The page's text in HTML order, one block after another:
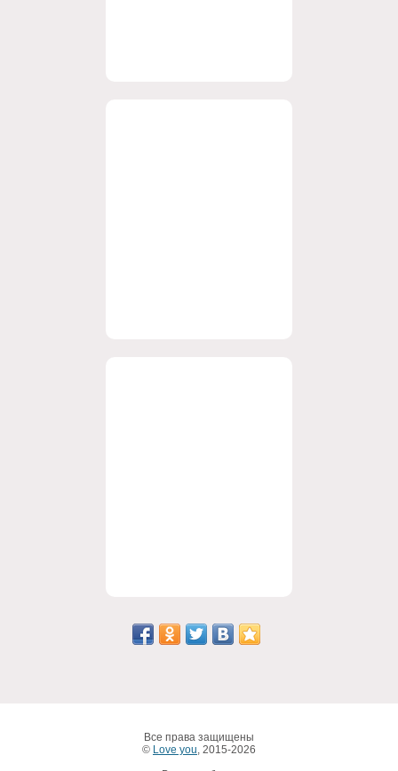
Все права защищены
© Love you, 2015-2026